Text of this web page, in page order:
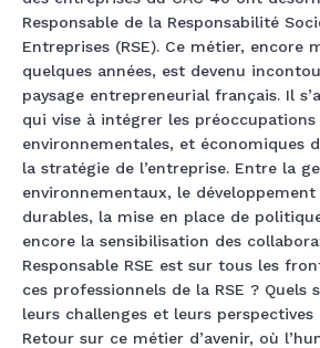
Responsable de la Responsabilité
Entreprises (RSE). Ce métier, encore
quelques années, est devenu
paysage entrepreneurial français. Il
qui vise à intégrer les préoccupations
environnementales, et économiques
la stratégie de l’entreprise. Entre la
environnementaux, le
durables, la mise en place de
encore la sensibilisation des
Responsable RSE est sur tous les
ces professionnels de la RSE ? Quels
leurs challenges et leurs perspectives
Retour sur ce métier d’avenir, où